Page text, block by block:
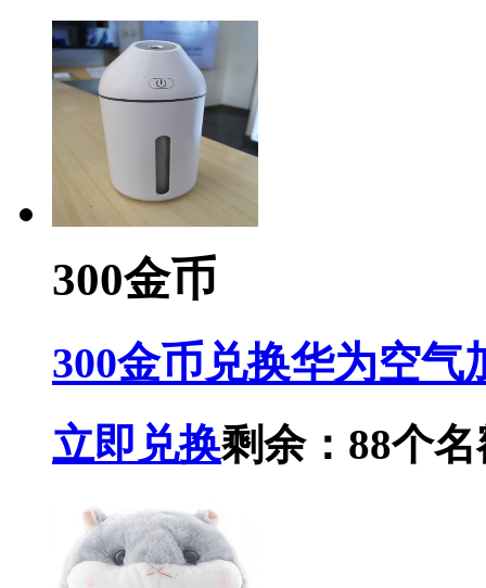
300金币
300金币兑换华为空气
立即兑换剩余：88个